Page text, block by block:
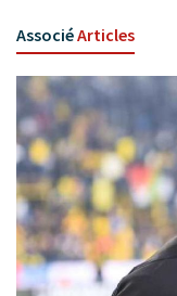
AssociéArticles